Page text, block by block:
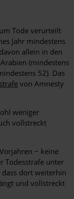
Tode verurteilt
Jahr mindestens
allein in den
(mindestens
52). Das
von Amnesty
weniger
vollstreckt
− keine
Todesstrafe unter
dass dort weiterhin
und vollstreckt